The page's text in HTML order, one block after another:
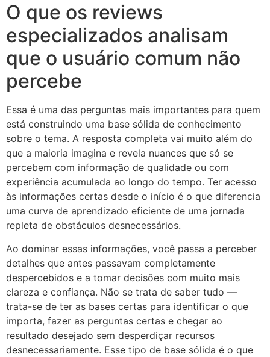
O que os reviews
especializados analisam
que o usuário comum não
percebe
Essa é uma das perguntas mais importantes para quem
está construindo uma base sólida de conhecimento
sobre o tema. A resposta completa vai muito além do
que a maioria imagina e revela nuances que só se
percebem com informação de qualidade ou com
experiência acumulada ao longo do tempo. Ter acesso
às informações certas desde o início é o que diferencia
uma curva de aprendizado eficiente de uma jornada
repleta de obstáculos desnecessários.
Ao dominar essas informações, você passa a perceber
detalhes que antes passavam completamente
despercebidos e a tomar decisões com muito mais
clareza e confiança. Não se trata de saber tudo —
trata-se de ter as bases certas para identificar o que
importa, fazer as perguntas certas e chegar ao
resultado desejado sem desperdiçar recursos
desnecessariamente. Esse tipo de base sólida é o que